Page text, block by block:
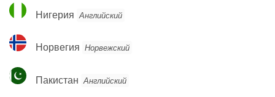
Нигерия
Нигерия Английский
Норвегия
Норвегия Норвежский
Пакистан
Пакистан Английский